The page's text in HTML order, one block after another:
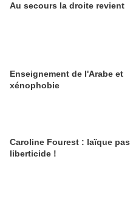
Au secours la droite revient
Enseignement de l'Arabe et
xénophobie
Caroline Fourest : laïque pas
liberticide !